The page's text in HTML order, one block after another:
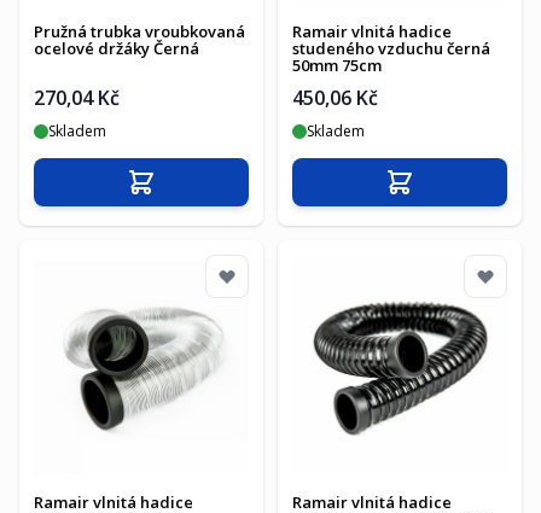
Pružná trubka vroubkovaná
ocelové držáky Černá
270,04 Kč
Skladem
Přidat do košíku
Ramair vlnitá hadice
studeného vzduchu černá
50mm 75cm
450,06 Kč
Skladem
Přidat do košíku
Ramair vlnitá hadice Ramair vlnitá hadice